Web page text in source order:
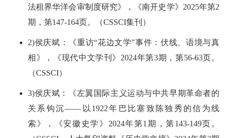
法租界华洋会审制度研究》，《南开史学》2025年第2
期，第147-164页。（CSSCI集刊）
2)侯庆斌：《重访“花边文学”事件：伏线、语境与真
相》，《现代中文学刊》2024年第3期，第56-63页。
（CSSCI）
3)侯庆斌：《左翼国际主义运动与中共早期革命者的
关系钩沉——以1922年巴比塞致陈独秀的信为线
索》，《安徽史学》2024年第1期，第143-149页。